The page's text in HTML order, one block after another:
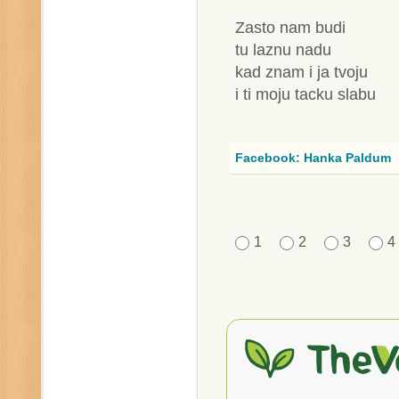
Zasto nam budi
tu laznu nadu
kad znam i ja tvoju
i ti moju tacku slabu
Facebook: Hanka Paldum
1 2 3 4